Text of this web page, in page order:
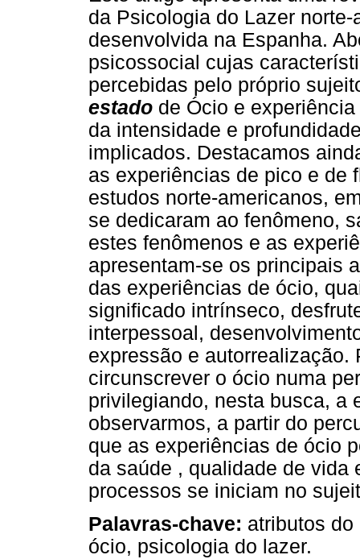
da Psicologia do Lazer
desenvolvida na Espanha.
psicossocial cujas
percebidas pelo próprio
estado de Ócio e
da intensidade e
implicados. Destacamos
as experiências de pico e de
estudos norte-americanos,
se dedicaram ao fenômeno,
estes fenômenos e as
apresentam-se os principais
das experiências de ócio,
significado intrínseco,
interpessoal,
expressão e autorrealização.
circunscrever o ócio numa
privilegiando, nesta busca, a
observarmos, a partir do
que as experiências de ócio
da saúde , qualidade de vida
processos se iniciam no
Palavras-chave: atributos
ócio, psicologia do lazer.